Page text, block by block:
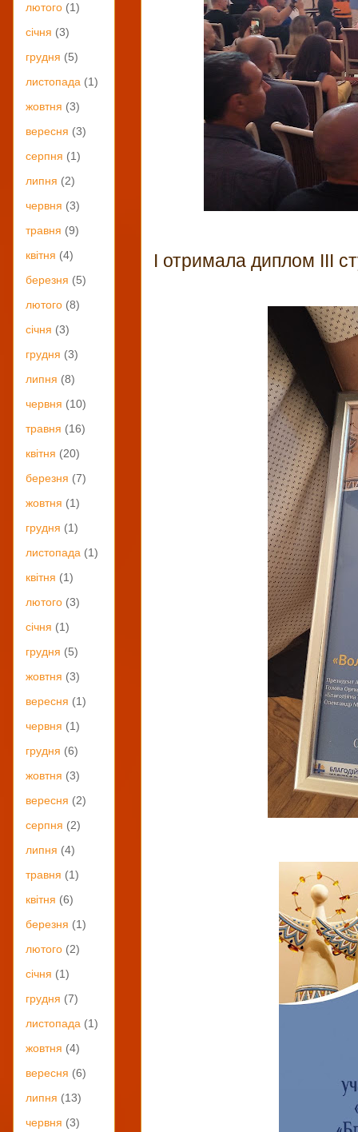
І отримала диплом ІІІ
лютого (1)
січня (3)
грудня (5)
листопада (1)
жовтня (3)
вересня (3)
серпня (1)
липня (2)
червня (3)
травня (9)
квітня (4)
березня (5)
лютого (8)
січня (3)
грудня (3)
липня (8)
червня (10)
травня (16)
квітня (20)
березня (7)
жовтня (1)
грудня (1)
листопада (1)
квітня (1)
лютого (3)
січня (1)
грудня (5)
жовтня (3)
вересня (1)
червня (1)
грудня (6)
жовтня (3)
вересня (2)
серпня (2)
липня (4)
травня (1)
квітня (6)
березня (1)
лютого (2)
січня (1)
грудня (7)
листопада (1)
жовтня (4)
вересня (6)
липня (13)
червня (3)